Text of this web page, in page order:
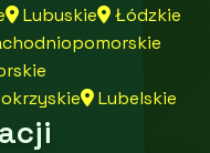
Lubuskie
Łódzkie
Lubelskie